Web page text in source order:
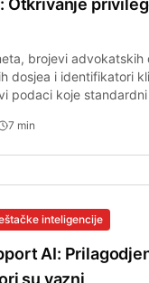
Otkrivanje
brojevi advokatskih
dosjea i identifikatori
podaci koje
7 min
inteligencije
AI:
su vazni